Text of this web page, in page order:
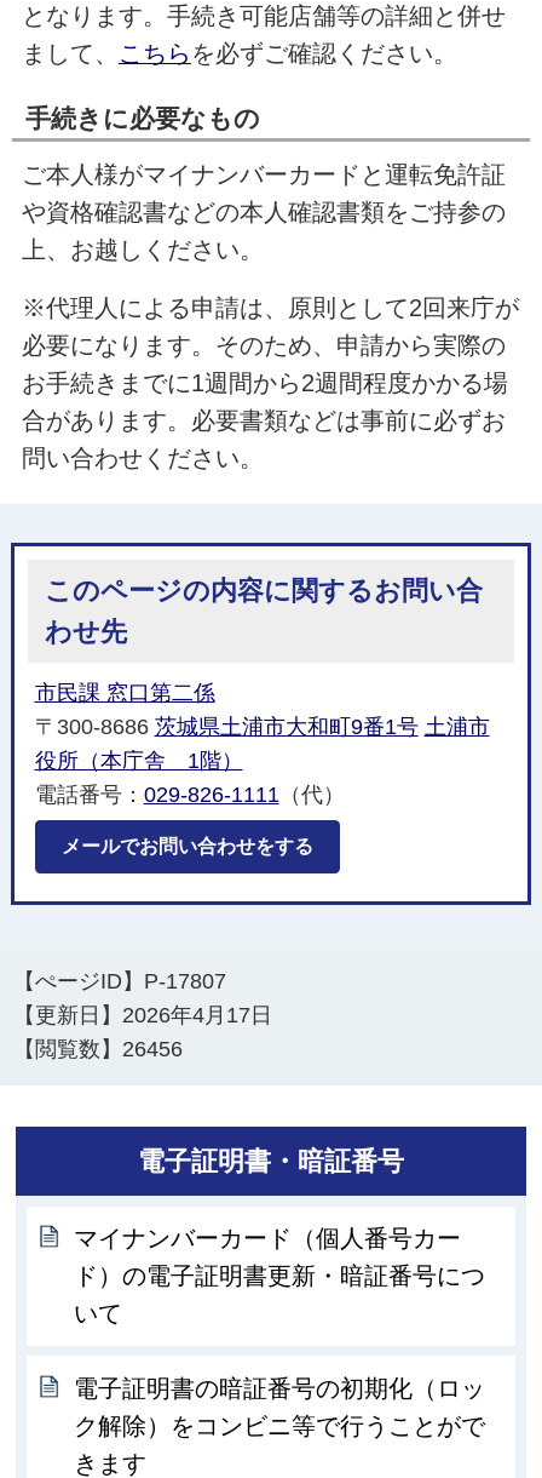
となります。手続き可能店舗等の詳細と併せ
まして、 こちら を必ずご確認ください。
手続きに必要なもの
ご本人様がマイナンバーカードと運転免許証
や資格確認書などの本人確認書類をご持参の
上、お越しください。
※代理人による申請は、原則として2回来庁が
必要になります。そのため、申請から実際の
お手続きまでに1週間から2週間程度かかる場
合があります。必要書類などは事前に必ずお
問い合わせください。
このページの内容に関するお問い合
わせ先
市民課 窓口第二係
〒300-8686 茨城県土浦市大和町9番1号 土浦市
役所（本庁舎 1階）
電話番号： 029-826-1111（代）
メールでお問い合わせをする
【ぺージID】 P-17807
【更新日】 2026年4月17日
【閲覧数】 26456
電子証明書・暗証番号
マイナンバーカード（個人番号カー
ド）の電子証明書更新・暗証番号につ
いて
電子証明書の暗証番号の初期化（ロッ
ク解除）をコンビニ等で行うことがで
きます